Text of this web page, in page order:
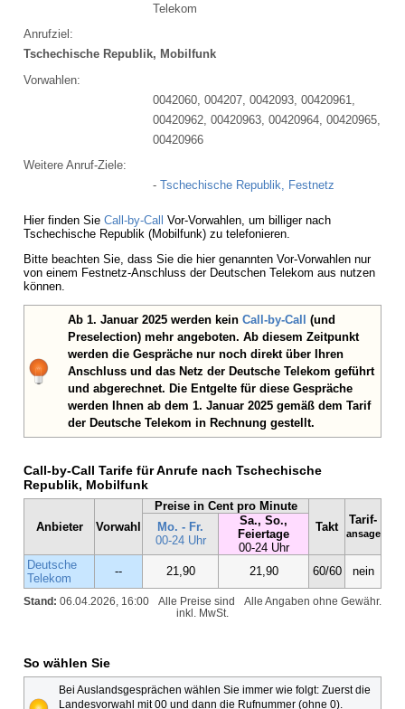
Telekom
Anrufziel:
Tschechische Republik, Mobilfunk
Vorwahlen:
0042060, 004207, 0042093, 00420961,
00420962, 00420963, 00420964, 00420965,
00420966
Weitere Anruf-Ziele:
- Tschechische Republik, Festnetz
Hier finden Sie Call-by-Call Vor-Vorwahlen, um billiger nach
Tschechische Republik (Mobilfunk) zu telefonieren.
Bitte beachten Sie, dass Sie die hier genannten Vor-Vorwahlen nur
von einem Festnetz-Anschluss der Deutschen Telekom aus nutzen
können.
Ab 1. Januar 2025 werden kein Call-by-Call (und
Preselection) mehr angeboten. Ab diesem Zeitpunkt
werden die Gespräche nur noch direkt über Ihren
Anschluss und das Netz der Deutsche Telekom geführt
und abgerechnet. Die Entgelte für diese Gespräche
werden Ihnen ab dem 1. Januar 2025 gemäß dem Tarif
der Deutsche Telekom in Rechnung gestellt.
Call-by-Call Tarife für Anrufe nach Tschechische
Republik, Mobilfunk
Anbieter Vorwahl
Preise in Cent pro Minute
Takt
Tarif-
ansage
Mo. - Fr.
00-24 Uhr
Sa., So.,
Feiertage
00-24 Uhr
Deutsche
Telekom
-- 21,90 21,90 60/60 nein
Stand: 06.04.2026, 16:00 Alle Angaben ohne Gewähr.
Alle Preise sind
inkl. MwSt.
So wählen Sie
Bei Auslandsgesprächen wählen Sie immer wie folgt: Zuerst die
Landesvorwahl mit 00 und dann die Rufnummer (ohne 0).